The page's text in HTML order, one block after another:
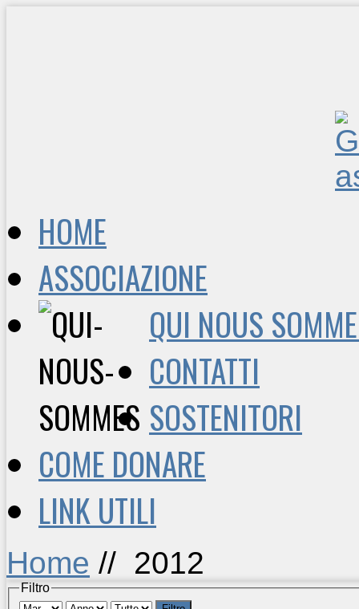
HOME
ASSOCIAZIONE
QUI NOUS
CONTATTI
SOSTENITORI
COME DONARE
LINK UTILI
Home // 2012
Filtro